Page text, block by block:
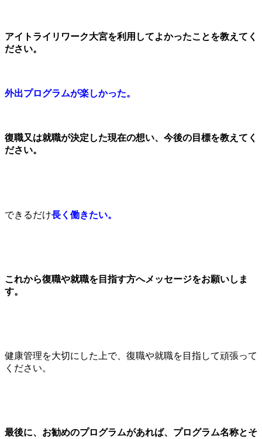
アイトライリワーク大宮を利用してよかったことを教えてく
ださい。
外出プログラムが楽しかった。
復職又は就職が決定した現在の想い、今後の目標を教えてく
ださい。
できるだけ長く働きたい。
これから復職や就職を目指す方へメッセージをお願いしま
す。
健康管理を大切にした上で、復職や就職を目指して頑張って
ください。
最後に、お勧めのプログラムがあれば、プログラム名称とそ